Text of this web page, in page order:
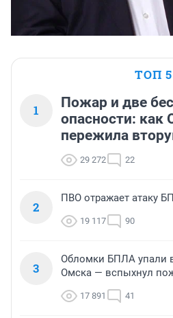
ТОП 5
1
Пожар и две
опасности: как
пережила
29 272 22
2
ПВО отражает атаку
19 117 90
3
Обломки БПЛА упали
Омска — вспыхнул
17 891 41